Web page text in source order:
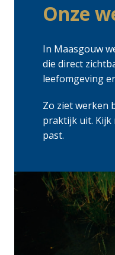
Onze
In Maasgouw
die direct
leefomgeving
Zo ziet werken
praktijk uit. Kijk
past.